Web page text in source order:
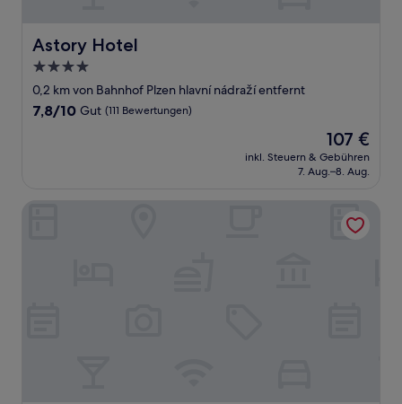
Astory Hotel
Astory Hotel
4.0-
Sterne-
Unterkunft
0,2 km von Bahnhof Plzen hlavní nádraží entfernt
7.8
7,8/10 Gut (111 Bewertungen)
Der
Preis
beträgt
107 €
inkl. Steuern & Gebühren
7. Aug.–8. Aug.